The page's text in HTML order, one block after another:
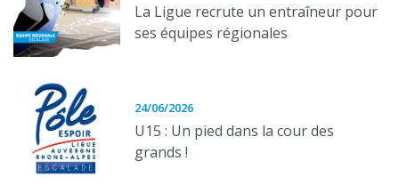
La Ligue recrute un entraîneur pour
ses équipes régionales
24/06/2026
U15 : Un pied dans la cour des
grands !